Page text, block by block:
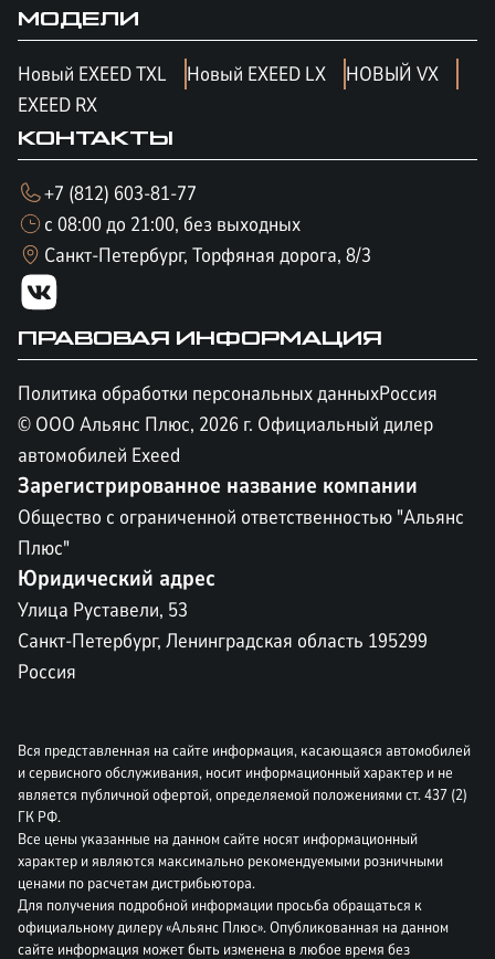
МОДЕЛИ
Новый EXEED TXL Новый EXEED LX
НОВЫЙ VX
EXEED RX
КОНТАКТЫ
+7 (812) 603-81-77
с 08:00 до 21:00, без выходных
Санкт-Петербург, Торфяная дорога, 8/3
ПРАВОВАЯ ИНФОРМАЦИЯ
Политика обработки персональных данныхРоссия
© ООО Альянс Плюс, 2026 г. Официальный дилер
автомобилей Exeed
Зарегистрированное название компании
Общество с ограниченной ответственностью "Альянс
Плюс"
Юридический адрес
Улица Руставели, 53
Санкт-Петербург, Ленинградская область 195299
Россия
Вся представленная на сайте информация, касающаяся автомобилей
и сервисного обслуживания, носит информационный характер и не
является публичной офертой, определяемой положениями ст. 437 (2)
ГК РФ.
Все цены указанные на данном сайте носят информационный
характер и являются максимально рекомендуемыми розничными
ценами по расчетам дистрибьютора.
Для получения подробной информации просьба обращаться к
официальному дилеру «Альянс Плюс». Опубликованная на данном
сайте информация может быть изменена в любое время без